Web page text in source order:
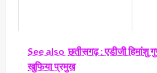
See also छतीसगढ़ : एडीजी हिमांशु
खुफिया प्रमुख